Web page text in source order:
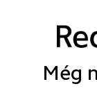
Még